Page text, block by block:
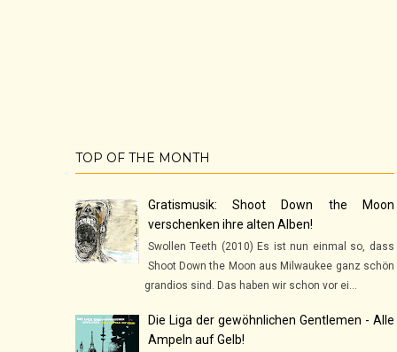
TOP OF THE MONTH
Gratismusik: Shoot Down the Moon
verschenken ihre alten Alben!
Swollen Teeth (2010) Es ist nun einmal so, dass
Shoot Down the Moon aus Milwaukee ganz schön
grandios sind. Das haben wir schon vor ei...
Die Liga der gewöhnlichen Gentlemen - Alle
Ampeln auf Gelb!